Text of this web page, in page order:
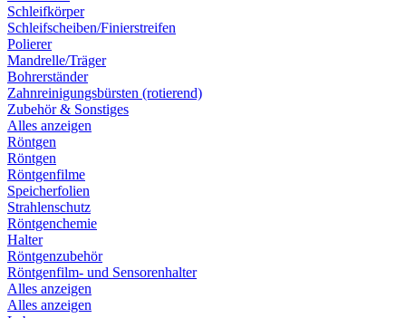
Schleifkörper
Schleifscheiben/Finierstreifen
Polierer
Mandrelle/Träger
Bohrerständer
Zahnreinigungsbürsten (rotierend)
Zubehör & Sonstiges
Alles anzeigen
Röntgen
Röntgen
Röntgenfilme
Speicherfolien
Strahlenschutz
Röntgenchemie
Halter
Röntgenzubehör
Röntgenfilm- und Sensorenhalter
Alles anzeigen
Alles anzeigen